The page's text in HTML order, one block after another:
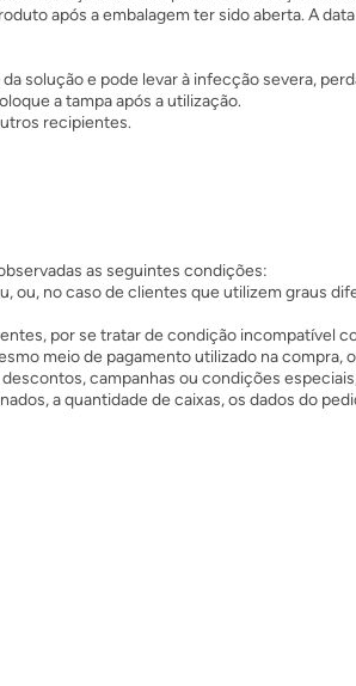
após a embalagem ter sido aberta. A
solução e pode levar à infecção severa,
a tampa após a utilização.
recipientes.
as seguintes condições:
no caso de clientes que utilizem graus
por se tratar de condição incompatível
meio de pagamento utilizado na compra,
campanhas ou condições
a quantidade de caixas, os dados do